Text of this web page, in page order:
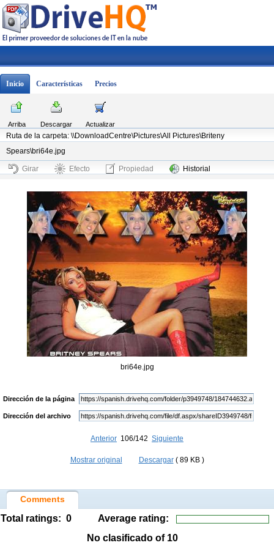
Inicio Características Precios
Arriba Descargar
Actualizar
Ruta de la carpeta: \\DownloadCentre\Pictures\All Pictures\Briteny
Spears\bri64e.jpg
Girar Efecto Propiedad Historial
bri64e.jpg
Dirección de la página
Dirección del archivo
Anterior 106/142 Siguiente
Mostrar original Descargar( 89 KB )
Comments
Total ratings: 0
Average rating:
No clasificado of 10